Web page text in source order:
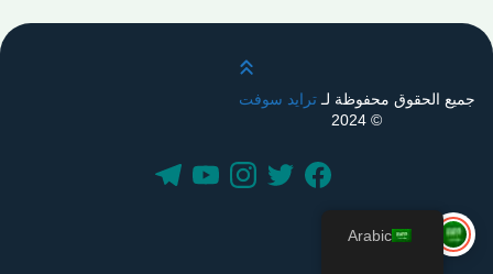
قم بالتمرير لأعلى
جميع الحقوق محفوظة لـترايد سوفت
© 2024
Arabic